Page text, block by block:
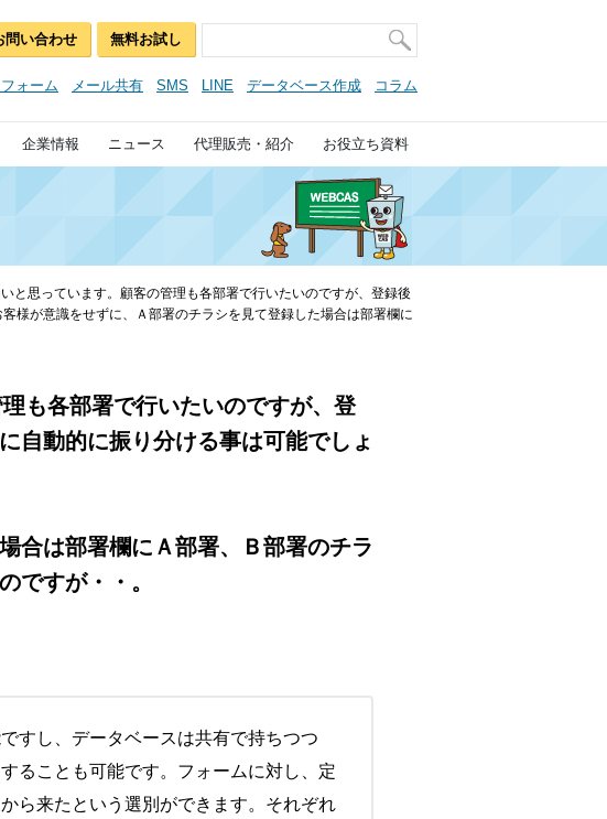
企業情報 ニュース 代理販売・紹介 お役立ち資料
問い合わせ 無料お試し
ォーム メール共有 SMS LINE データベース作成 コラム
と思っています。顧客の管理も各部署で行いたいのですが、登録後
様が意識をせずに、Ａ部署のチラシを見て登録した場合は部署欄に
も各部署で行いたいのですが、登
自動的に振り分ける事は可能でしょ
合は部署欄にＡ部署、Ｂ部署のチラ
ですが・・。
すし、データベースは共有で持ちつつ
ることも可能です。フォームに対し、定
ら来たという選別ができます。それぞれ